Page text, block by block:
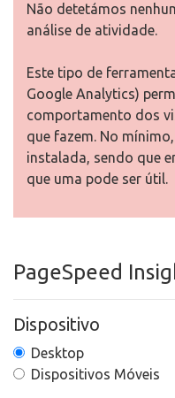
Não detetámos
análise de atividade.
Este tipo de
Google Analytics)
comportamento dos
que fazem. No
instalada, sendo que
que uma pode ser útil.
PageSpeed
Dispositivo
Desktop
Dispositivos Móveis